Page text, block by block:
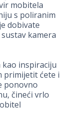
mobitela
s poliranim
dobivate
kamera
kao inspiraciju
primijetit ćete i
ponovno
čineći vrlo